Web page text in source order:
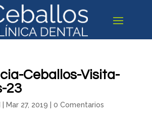
Ceballos-Visita-
23
Mar 27, 2019 0 Comentarios